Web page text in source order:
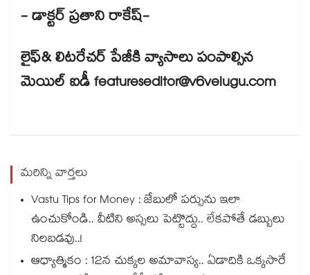
- డాక్టర్ ప్రతాని రాకేష్-
లైఫ్​& లిటరేచర్​ పేజీకి వ్యాసాలు పంపాల్సిన
మెయిల్​ ఐడీ featureseditor@v6velugu.com
మరిన్ని వార్తలు
Vastu Tips for Money : జేబులో పర్సును ఇలా
ఉంచుకోండి.. వీటిని అస్సలు పెట్టొద్దు.. లేకపోతే డబ్బులు
నిలబడవు..!
ఆధ్యాత్మికం : 12న చుక్కల అమావాస్య.. ఏడాదికి ఒక్కసారే